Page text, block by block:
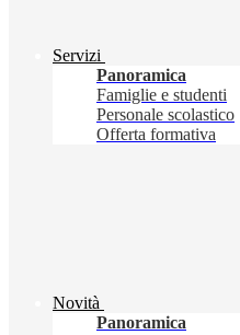
Servizi
Panoramica
Famiglie e studenti
Personale scolastico
Offerta formativa
Novità
Panoramica